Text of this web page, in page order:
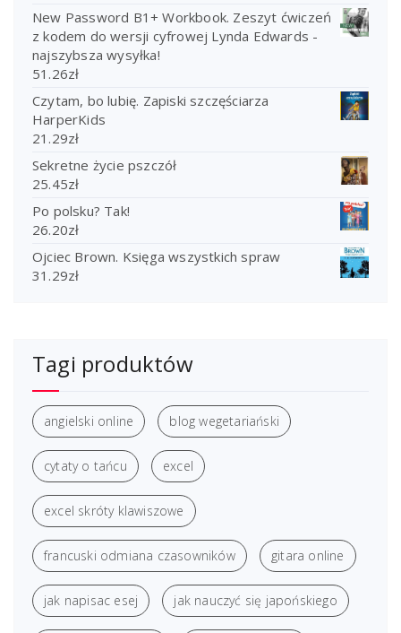
New Password B1+ Workbook. Zeszyt ćwiczeń
z kodem do wersji cyfrowej Lynda Edwards -
najszybsza wysyłka!
51.26zł
Czytam, bo lubię. Zapiski szczęściarza
HarperKids
21.29zł
Sekretne życie pszczół
25.45zł
Po polsku? Tak!
26.20zł
Ojciec Brown. Księga wszystkich spraw
31.29zł
Tagi produktów
angielski online blog wegetariański
cytaty o tańcu excel
excel skróty klawiszowe
francuski odmiana czasowników gitara online
jak napisac esej jak nauczyć się japońskiego